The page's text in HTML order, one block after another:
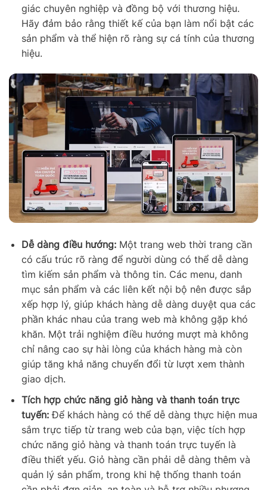
giác chuyên nghiệp và đồng bộ với thương hiệu.
Hãy đảm bảo rằng thiết kế của bạn làm nổi bật các
sản phẩm và thể hiện rõ ràng sự cá tính của thương
hiệu.
Dễ dàng điều hướng:Một trang web thời trang cần
có cấu trúc rõ ràng để người dùng có thể dễ dàng
tìm kiếm sản phẩm và thông tin. Các menu, danh
mục sản phẩm và các liên kết nội bộ nên được sắp
xếp hợp lý, giúp khách hàng dễ dàng duyệt qua các
phần khác nhau của trang web mà không gặp khó
khăn. Một trải nghiệm điều hướng mượt mà không
chỉ nâng cao sự hài lòng của khách hàng mà còn
giúp tăng khả năng chuyển đổi từ lượt xem thành
giao dịch.
Tích hợp chức năng giỏ hàng và thanh toán trực
tuyến:Để khách hàng có thể dễ dàng thực hiện mua
sắm trực tiếp từ trang web của bạn, việc tích hợp
chức năng giỏ hàng và thanh toán trực tuyến là
điều thiết yếu. Giỏ hàng cần phải dễ dàng thêm và
quản lý sản phẩm, trong khi hệ thống thanh toán